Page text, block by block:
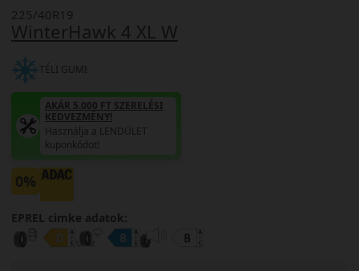
WinterHawk 4 XL W
225/40R19
TÉLI GUMI
AKÁR 5.000 FT SZERELÉSI
KEDVEZMÉNY!
Használja a LENDÜLET
kuponkódot!
0%
EPREL cimke adatok: